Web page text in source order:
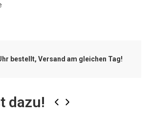
bestellt, Versand am gleichen Tag!
dazu! ‹ ›